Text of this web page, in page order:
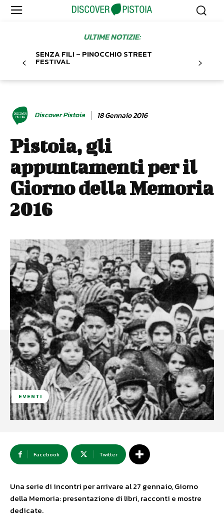
ULTIME NOTIZIE:
SENZA FILI – PINOCCHIO STREET
FESTIVAL
Discover Pistoia 18 Gennaio 2016
Pistoia, gli
appuntamenti per il
Giorno della Memoria
2016
EVENTI
Facebook Twitter
Una serie di incontri per arrivare al 27 gennaio, Giorno
della Memoria: presentazione di libri, racconti e mostre
dedicate.